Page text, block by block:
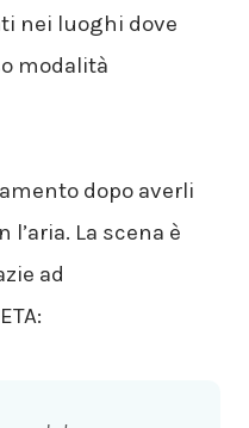
nei luoghi dove
modalità
dopo averli
La scena è
ad